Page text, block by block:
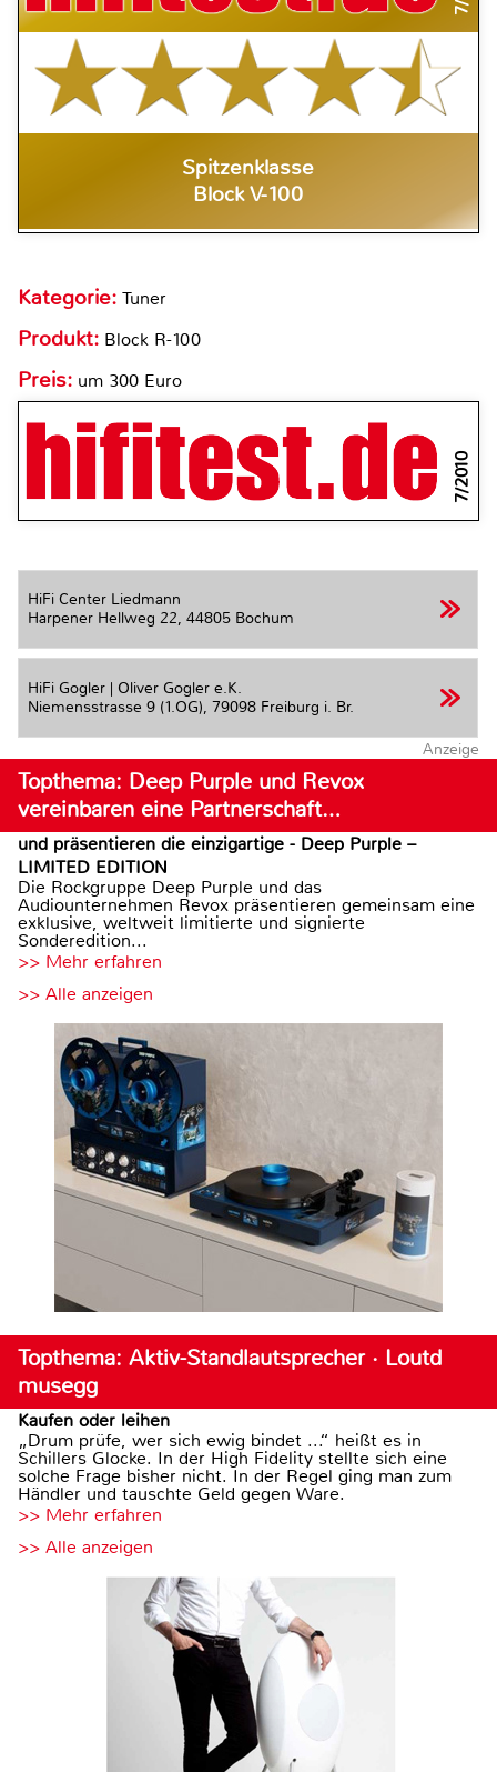
Spitzenklasse
Block V-100
Kategorie: Tuner
Produkt: Block R-100
Preis: um 300 Euro
7/2010
HiFi Center Liedmann
Harpener Hellweg 22, 44805 Bochum
HiFi Gogler | Oliver Gogler e.K.
Niemensstrasse 9 (1.OG), 79098 Freiburg i. Br.
Anzeige
Topthema: Deep Purple und Revox
vereinbaren eine Partnerschaft…
und präsentieren die einzigartige - Deep Purple –
LIMITED EDITION
Die Rockgruppe Deep Purple und das
Audiounternehmen Revox präsentieren gemeinsam eine
exklusive, weltweit limitierte und signierte
Sonderedition...
>> Mehr erfahren
>> Alle anzeigen
Topthema: Aktiv-Standlautsprecher · Loutd
musegg
Kaufen oder leihen
„Drum prüfe, wer sich ewig bindet ...“ heißt es in
Schillers Glocke. In der High Fidelity stellte sich eine
solche Frage bisher nicht. In der Regel ging man zum
Händler und tauschte Geld gegen Ware.
>> Mehr erfahren
>> Alle anzeigen